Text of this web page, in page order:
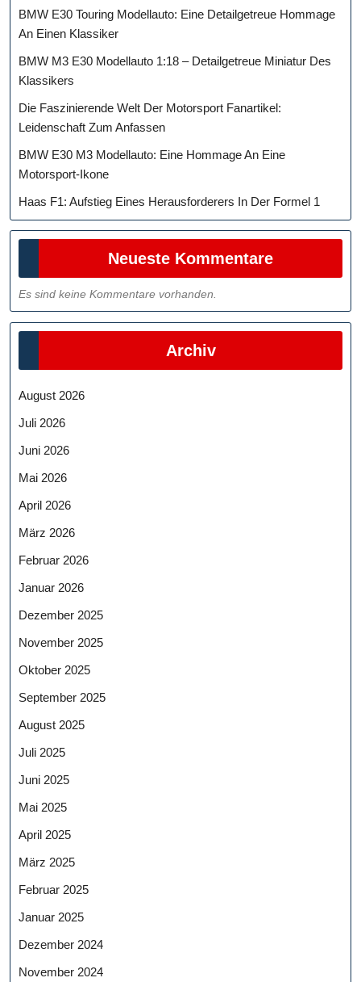
BMW E30 Touring Modellauto: Eine Detailgetreue Hommage
An Einen Klassiker
BMW M3 E30 Modellauto 1:18 – Detailgetreue Miniatur Des
Klassikers
Die Faszinierende Welt Der Motorsport Fanartikel:
Leidenschaft Zum Anfassen
BMW E30 M3 Modellauto: Eine Hommage An Eine
Motorsport-Ikone
Haas F1: Aufstieg Eines Herausforderers In Der Formel 1
Neueste Kommentare
Es sind keine Kommentare vorhanden.
Archiv
August 2026
Juli 2026
Juni 2026
Mai 2026
April 2026
März 2026
Februar 2026
Januar 2026
Dezember 2025
November 2025
Oktober 2025
September 2025
August 2025
Juli 2025
Juni 2025
Mai 2025
April 2025
März 2025
Februar 2025
Januar 2025
Dezember 2024
November 2024